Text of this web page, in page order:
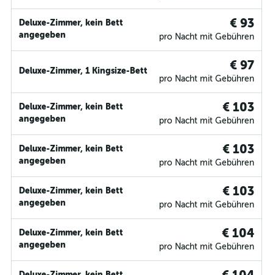
Deluxe-Zimmer, kein Bett
angegeben
€ 93
pro Nacht mit Gebühren
Deluxe-Zimmer, 1 Kingsize-Bett € 97
pro Nacht mit Gebühren
Deluxe-Zimmer, kein Bett
angegeben
€ 103
pro Nacht mit Gebühren
Deluxe-Zimmer, kein Bett
angegeben
€ 103
pro Nacht mit Gebühren
Deluxe-Zimmer, kein Bett
angegeben
€ 103
pro Nacht mit Gebühren
Deluxe-Zimmer, kein Bett
angegeben
€ 104
pro Nacht mit Gebühren